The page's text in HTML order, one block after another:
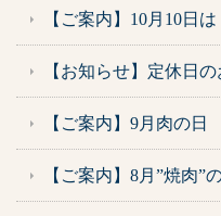
【ご案内】10月10日
【お知らせ】定休日
【ご案内】9月肉の日
【ご案内】8月”焼肉”